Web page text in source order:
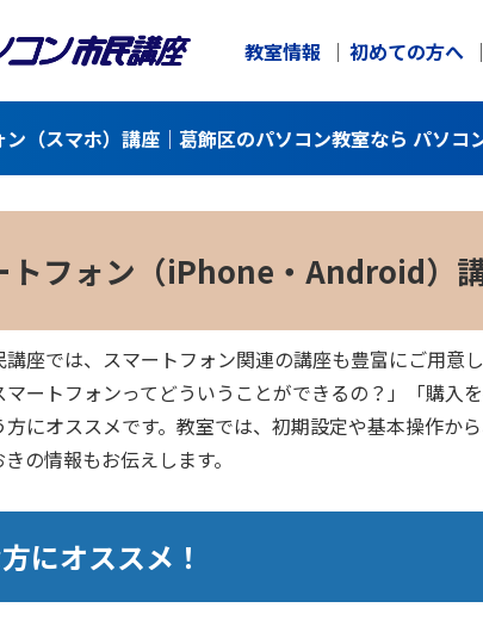
教室情報 初めての方へ
ン（スマホ）講座｜葛飾区のパソコン教室なら パソコ
トフォン（iPhone・Android）
座では、スマートフォン関連の講座も豊富にご用意し
マートフォンってどういうことができるの？」「購
方にオススメです。教室では、初期設定や基本操作
の情報もお伝えします。
にオススメ！